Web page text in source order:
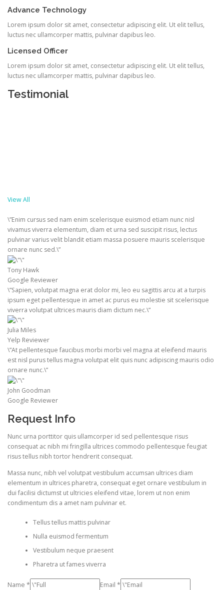
Advance Technology
Lorem ipsum dolor sit amet, consectetur adipiscing elit. Ut elit tellus,
luctus nec ullamcorper mattis, pulvinar dapibus leo.
Licensed Officer
Lorem ipsum dolor sit amet, consectetur adipiscing elit. Ut elit tellus,
luctus nec ullamcorper mattis, pulvinar dapibus leo.
Testimonial
View All
\”Enim cursus sed nam enim scelerisque euismod etiam nunc nisl
vivamus viverra elementum, diam et urna sed suscipit risus, lectus
pulvinar varius velit blandit etiam massa posuere mauris scelerisque
ornare nunc sed.\”
Tony Hawk
Google Reviewer
\”Sapien, volutpat magna erat dolor mi, leo eu sagittis arcu at a turpis
ipsum eget pellentesque in amet ac purus eu molestie sit scelerisque
viverra volutpat ultrices mauris diam dictum nec.\”
Julia Miles
Yelp Reviewer
\”At pellentesque faucibus morbi morbi vel magna at eleifend mauris
est nisl purus tellus magna volutpat elit quis nunc adipiscing mauris odio
ornare nunc.\”
John Goodman
Google Reviewer
Request Info
Nunc urna porttitor quis ullamcorper id sed pellentesque risus
consequat ac nibh mi fringilla ultrices commodo pellentesque feugiat
risus tellus nibh tortor hendrerit consequat.
Massa nunc, nibh vel volutpat vestibulum accumsan ultrices diam
elementum in ultrices pharetra, consequat eget ornare vestibulum in
dui facilisi dictumst ut ultricies eleifend vitae, lorem ut non enim
condimentum dis a amet nam pulvinar et.
Tellus tellus mattis pulvinar
Nulla euismod fermentum
Vestibulum neque praesent
Pharetra ut fames viverra
Name *
Email *